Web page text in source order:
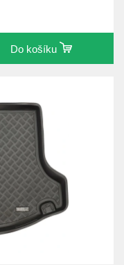
Do košíku